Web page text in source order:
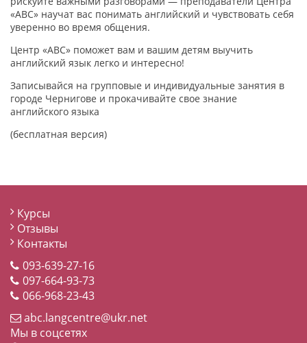
«АВС» научат вас понимать английский и чувствовать себя
уверенно во время общения.
Центр «АВС» поможет вам и вашим детям выучить
английский язык легко и интересно!
Записывайся на групповые и индивидуальные занятия в
городе Чернигове и прокачивайте свое знание
английского языка
(бесплатная версия)
Курсы
Отзывы
Контакты
093-639-27-16
097-664-93-73
066-968-23-43
abc.langcentre@ukr.net
Мы в соцсетях